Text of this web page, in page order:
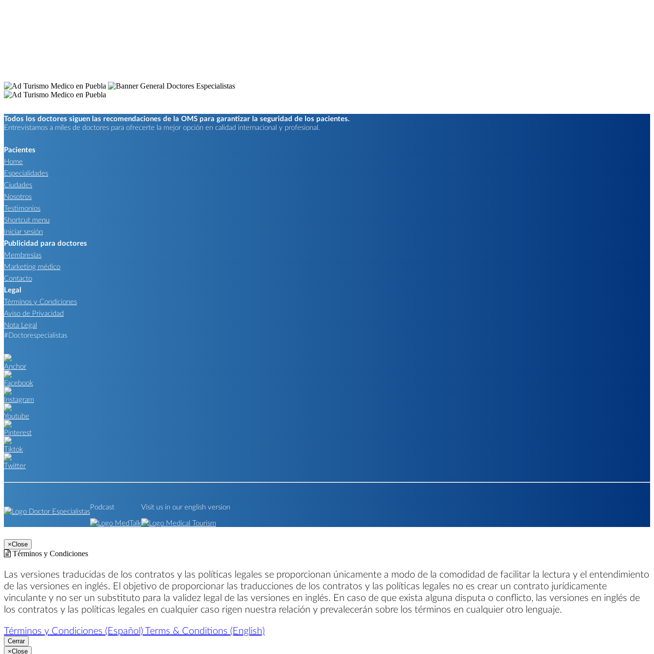
Todos los doctores siguen las recomendaciones de la OMS para garantizar la seguridad de los pacientes.
Entrevistamos a miles de doctores para ofrecerte la mejor opción en calidad internacional y profesional.
Pacientes
Home
Especialidades
Ciudades
Nosotros
Testimonios
Shortcut menu
Iniciar sesión
Publicidad para doctores
Membresías
Marketing médico
Contacto
Legal
Términos y Condiciones
Aviso de Privacidad
Nota Legal
#Doctorespecialistas
Podcast Visit us in our english version
×Close
Términos y Condiciones
Las versiones traducidas de los contratos y las políticas legales se proporcionan únicamente a modo de la comodidad de facilitar la lectura y el entendimiento
de las versiones en inglés. El objetivo de proporcionar las traducciones de los contratos y las políticas legales no es crear un contrato jurídicamente
vinculante y no ser un substituto para la validez legal de las versiones en inglés. En caso de que exista alguna disputa o conflicto, las versiones en inglés de
los contratos y las políticas legales en cualquier caso rigen nuestra relación y prevalecerán sobre los términos en cualquier otro lenguaje.
Términos y Condiciones (Español) Terms & Conditions (English)
Cerrar
×Close